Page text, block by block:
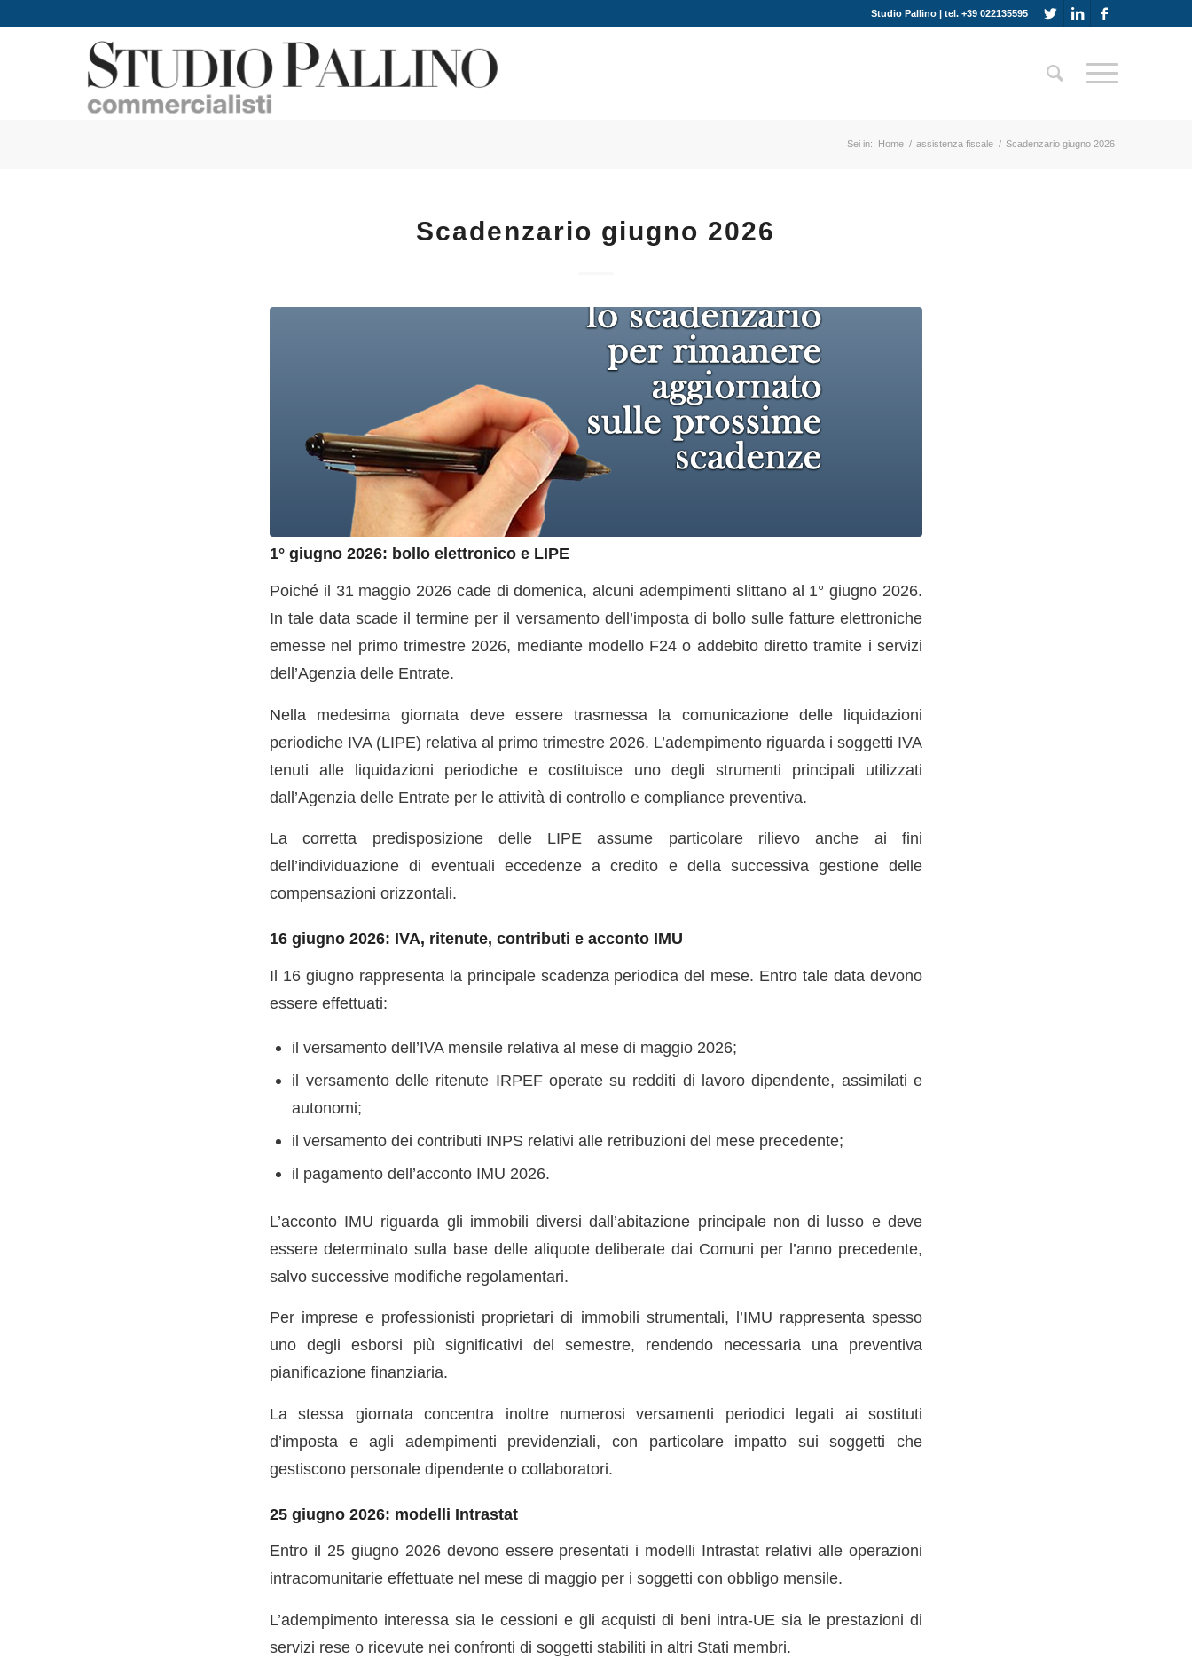
Studio Pallino | tel. +39 022135595
Sei in: Home / assistenza fiscale / Scadenzario giugno 2026
Scadenzario giugno 2026
1° giugno 2026: bollo elettronico e LIPE
Poiché il 31 maggio 2026 cade di domenica, alcuni adempimenti slittano al 1° giugno 2026.
In tale data scade il termine per il versamento dell’imposta di bollo sulle fatture elettroniche
emesse nel primo trimestre 2026, mediante modello F24 o addebito diretto tramite i servizi
dell’Agenzia delle Entrate.
Nella medesima giornata deve essere trasmessa la comunicazione delle liquidazioni
periodiche IVA (LIPE) relativa al primo trimestre 2026. L’adempimento riguarda i soggetti IVA
tenuti alle liquidazioni periodiche e costituisce uno degli strumenti principali utilizzati
dall’Agenzia delle Entrate per le attività di controllo e compliance preventiva.
La corretta predisposizione delle LIPE assume particolare rilievo anche ai fini
dell’individuazione di eventuali eccedenze a credito e della successiva gestione delle
compensazioni orizzontali.
16 giugno 2026: IVA, ritenute, contributi e acconto IMU
Il 16 giugno rappresenta la principale scadenza periodica del mese. Entro tale data devono
essere effettuati:
il versamento dell’IVA mensile relativa al mese di maggio 2026;
il versamento delle ritenute IRPEF operate su redditi di lavoro dipendente, assimilati e
autonomi;
il versamento dei contributi INPS relativi alle retribuzioni del mese precedente;
il pagamento dell’acconto IMU 2026.
L’acconto IMU riguarda gli immobili diversi dall’abitazione principale non di lusso e deve
essere determinato sulla base delle aliquote deliberate dai Comuni per l’anno precedente,
salvo successive modifiche regolamentari.
Per imprese e professionisti proprietari di immobili strumentali, l’IMU rappresenta spesso
uno degli esborsi più significativi del semestre, rendendo necessaria una preventiva
pianificazione finanziaria.
La stessa giornata concentra inoltre numerosi versamenti periodici legati ai sostituti
d’imposta e agli adempimenti previdenziali, con particolare impatto sui soggetti che
gestiscono personale dipendente o collaboratori.
25 giugno 2026: modelli Intrastat
Entro il 25 giugno 2026 devono essere presentati i modelli Intrastat relativi alle operazioni
intracomunitarie effettuate nel mese di maggio per i soggetti con obbligo mensile.
L’adempimento interessa sia le cessioni e gli acquisti di beni intra-UE sia le prestazioni di
servizi rese o ricevute nei confronti di soggetti stabiliti in altri Stati membri.